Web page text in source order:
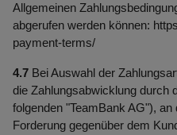
Allgemeinen
abgerufen werden können:
payment-terms/
4.7 Bei Auswahl der
die Zahlungsabwicklung durch
folgenden "TeamBank AG"),
Forderung gegenüber dem